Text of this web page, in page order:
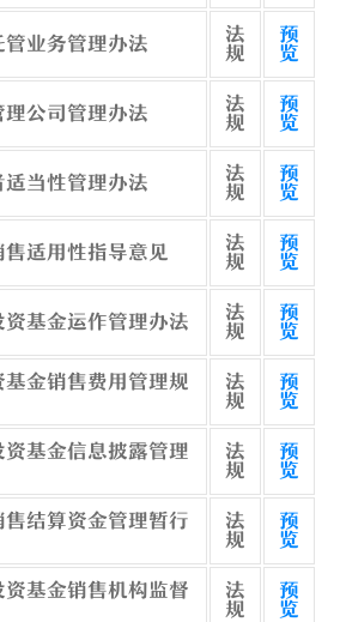
业务管理办法
法
规
预
览
公司管理办法
法
规
预
览
当性管理办法
法
规
预
览
适用性指导意见
法
规
预
览
基金运作管理办法
法
规
预
览
金销售费用管理规
法
规
预
览
基金信息披露管理
法
规
预
览
结算资金管理暂行
法
规
预
览
基金销售机构监督
法
规
预
览